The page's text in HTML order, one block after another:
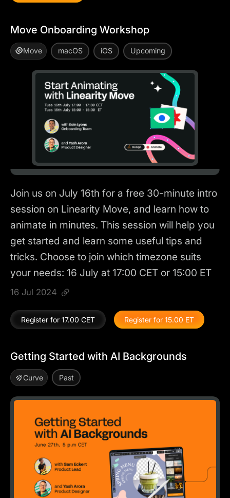
Move Onboarding Workshop
Move macOS iOS Upcoming
Join us on July 16th for a free 30-minute intro
session on Linearity Move, and learn how to
animate in minutes. This session will help you
get started and learn some useful tips and
tricks. Choose to join which timezone suits
your needs: 16 July at 17:00 CET or 15:00 ET
16 Jul 2024
Register for 17.00 CET Register for 15.00 ET
Getting Started with AI Backgrounds
Curve Past